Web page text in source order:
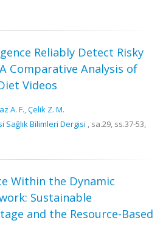
Reliably Detect Risky
Comparative Analysis of
Videos
A. F.,Çelik Z. M.
Bilimleri Dergisi , sa.29, ss.37-53,
Within the Dynamic
Sustainable
and the Resource-Based